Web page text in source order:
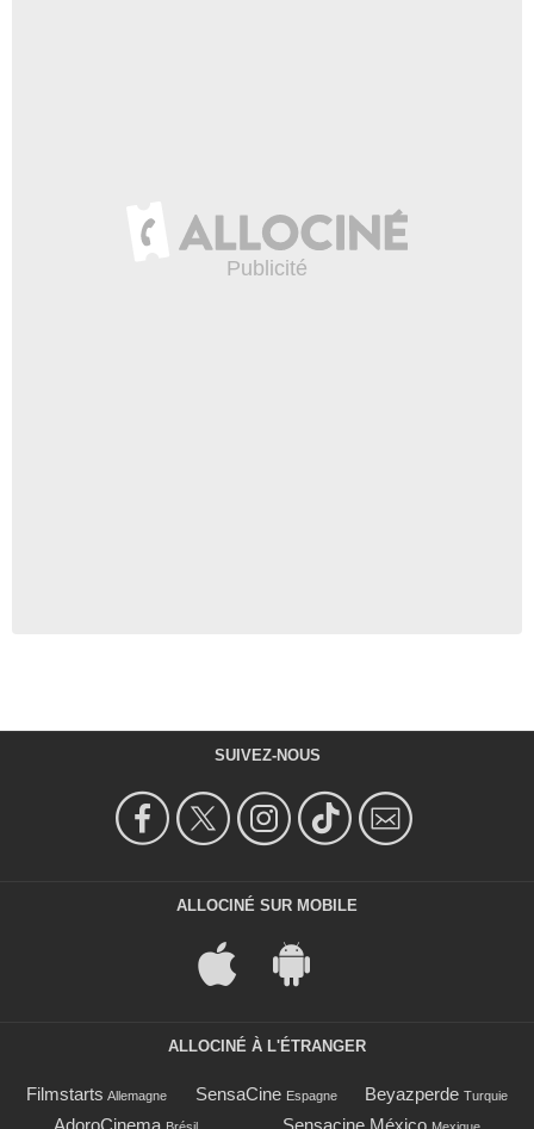
SUIVEZ-NOUS
ALLOCINÉ SUR MOBILE
ALLOCINÉ À L'ÉTRANGER
Filmstarts Allemagne SensaCine Espagne Beyazperde Turquie